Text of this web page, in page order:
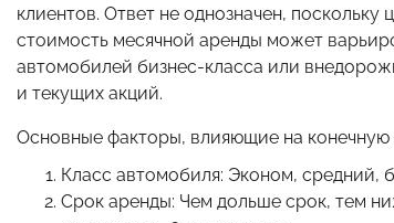
клиентов. Ответ не однозначен,
стоимость месячной аренды может
автомобилей бизнес-класса или
и текущих акций.
Основные факторы, влияющие на конечную
Класс автомобиля: Эконом, средний,
Срок аренды: Чем дольше срок, тем